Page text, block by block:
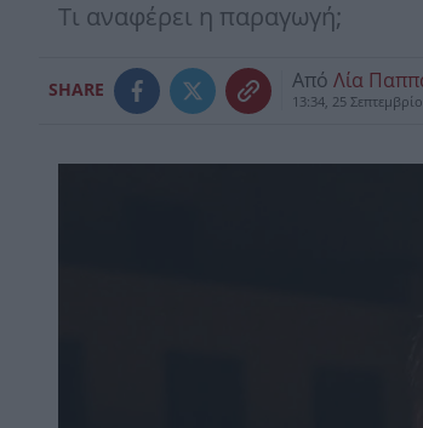
Τι αναφέρει η παραγωγή;
SHARE Από Λία
13:34, 25